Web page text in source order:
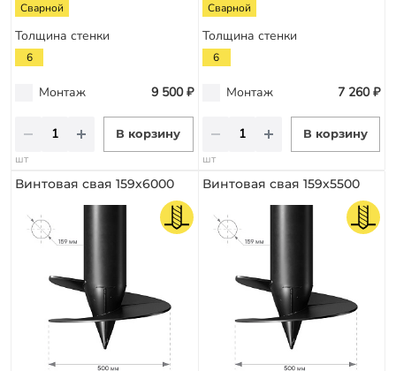
Сварной
Толщина стенки
6
Монтаж 9 500 ₽
В корзину
шт
Сварной
Толщина стенки
6
Монтаж 7 260 ₽
В корзину
шт
Винтовая свая 159х6000 Винтовая свая 159х5500